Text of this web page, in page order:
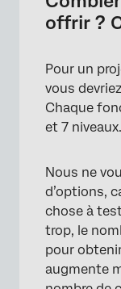
offrir ?
Pour un
vous
Chaque
et 7 niveaux.
Nous ne
d’options,
chose à
trop, le
pour
augmente